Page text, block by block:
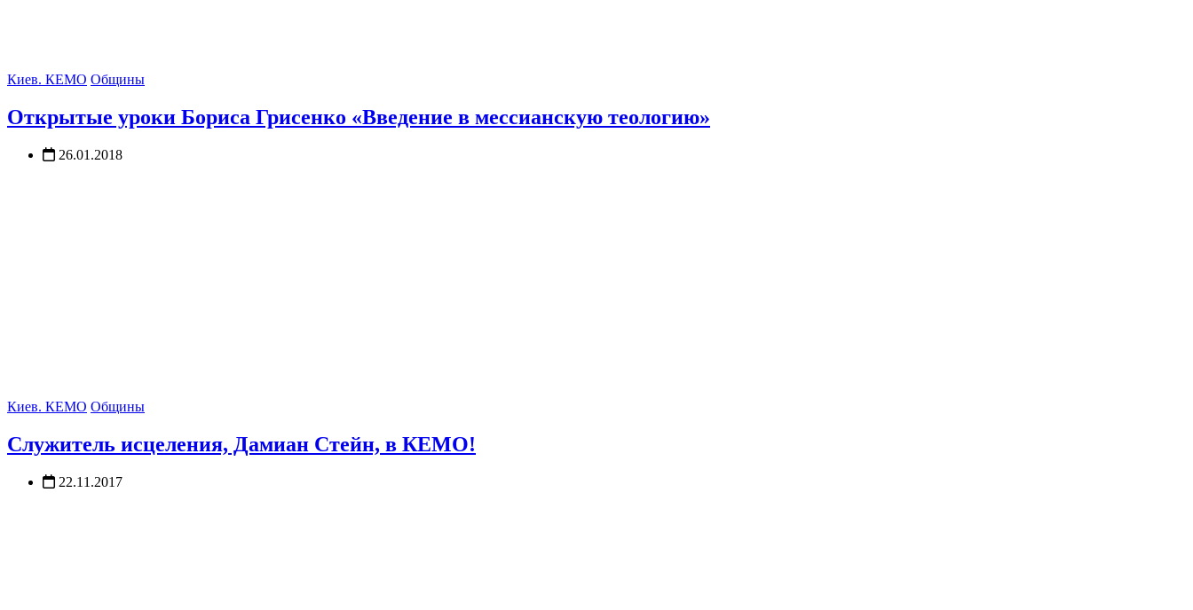
Киев. КЕМО Общины
Открытые уроки Бориса Грисенко «Введение в мессианскую теологию»
26.01.2018
Киев. КЕМО Общины
Служитель исцеления, Дамиан Стейн, в КЕМО!
22.11.2017